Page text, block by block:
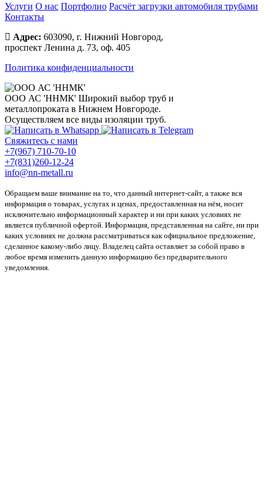
Услуги О нас Портфолио Расчёт загрузки автомобиля трубами
Контакты
Адрес: 603090, г. Нижний Новгород,
проспект Ленина д. 73, оф. 405
Политика конфиденциальности
ООО АС 'ННМК' Широкий выбор труб и
металлопроката в Нижнем Новгороде.
Осуществляем все виды изоляции труб.
Свяжитесь с нами
+7(967) 710-70-10
+7(831)260-12-24
info@nn-metall.ru
Обращаем ваше внимание на то, что данный интернет-сайт, а также вся
информация о товарах, услугах и ценах, предоставленная на нём, носит
исключительно информационный характер и ни при каких условиях не
является публичной офертой. Информация, представленная на сайте, ни при
каких условиях не должна рассматриваться как официальное предложение,
сделанное какому-либо лицу. Владелец сайта оставляет за собой право в
любое время изменить данную информацию без предварительного
уведомления.